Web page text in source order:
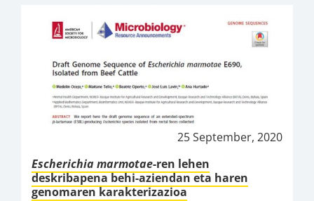
25 September, 2020
Escherichia marmotae-ren lehen
deskribapena behi-aziendan eta haren
genomaren karakterizazioa